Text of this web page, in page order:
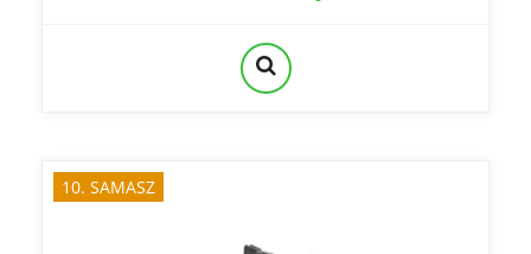
10. SAMASZ